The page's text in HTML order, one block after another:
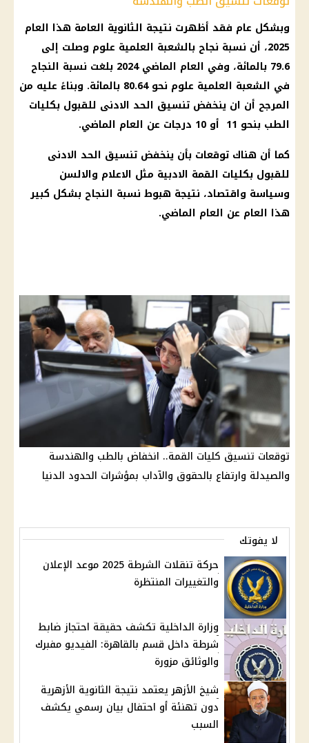
وبشكل عام فقد أظهرت نتيجة الثانوية العامة هذا العام
2025، أن نسبة نجاح بالشعبة العلمية علوم وصلت إلى
79.6 بالمائة، وفي العام الماضي 2024 بلغت نسبة النجاح
في الشعبة العلمية
علوم نحو 80.64 بالمائة. وبناءً عليه من
المرجح أن ان ينخفض تنسيق الحد الادنى للقبول بكليات
الطب بنحو 11 أو 10 درجات عن العام الماضي.
كما أن هناك توقعات بأن ينخفض تنسيق الحد الادنى
للقبول بكليات القمة الادبية مثل الاعلام والالسن
وسياسة واقتصاد، نتيجة هبوط نسبة النجاح بشكل كبير
هذا العام عن العام الماضي.
توقعات تنسيق كليات القمة.. انخفاض بالطب والهندسة
والصيدلة وارتفاع بالحقوق والآداب بمؤشرات الحدود الدنيا
لا يفوتك
حركة تنقلات الشرطة 2025 موعد الإعلان
والتغييرات المنتظرة
وزارة الداخلية تكشف حقيقة احتجاز ضابط
شرطة داخل قسم بالقاهرة: الفيديو مفبرك
والوثائق مزورة
شيخ الأزهر يعتمد نتيجة الثانوية الأزهرية
دون تهنئة أو احتفال بيان رسمي يكشف
السبب